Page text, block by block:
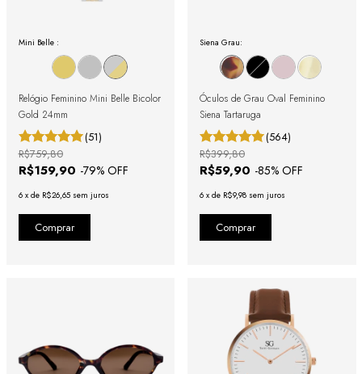
Mini Belle :
Relógio Feminino Mini Belle Bicolor
Gold 24mm
(51)
R$159,90 -79% OFF
R$759,80
6 x de R$26,65 sem juros
Siena Grau:
Óculos de Grau Oval Feminino
Siena Tartaruga
(564)
R$59,90 -85% OFF
R$399,80
6 x de R$9,98 sem juros